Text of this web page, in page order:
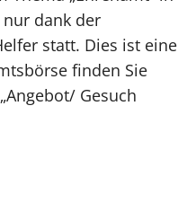
dank der
statt. Dies ist eine
finden Sie
Gesuch